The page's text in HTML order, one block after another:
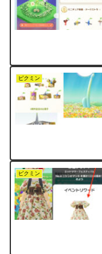
ピクミン
ピクミン